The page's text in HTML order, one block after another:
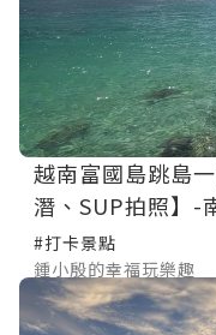
越南富國島跳島
潛、SUP拍照】-
美小島，海上活
#打卡景點
鍾小殷的幸福玩樂趣